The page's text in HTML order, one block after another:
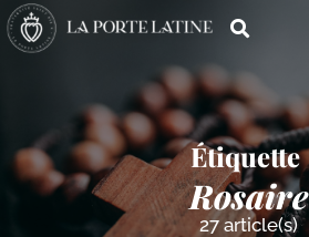
Étiquette
Rosaire
27 article(s)